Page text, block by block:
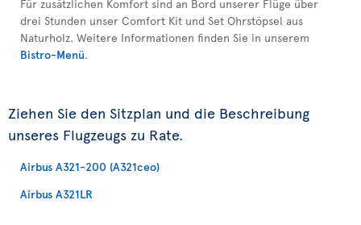
Für zusätzlichen Komfort sind an Bord unserer Flüge über
drei Stunden unser Comfort Kit und Set Ohrstöpsel aus
Naturholz. Weitere Informationen finden Sie in unserem
Bistro-Menü.
Ziehen Sie den Sitzplan und die Beschreibung
unseres Flugzeugs zu Rate.
Airbus A321-200 (A321ceo)
Airbus A321LR